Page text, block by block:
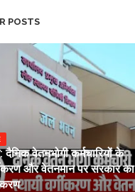
POSTS
वेतनभोगी कर्मचारियों के
और वेतनमान पर सरकार का